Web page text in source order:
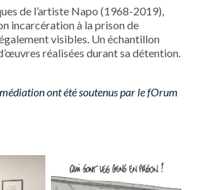
de l’artiste Napo (1968-2019),
incarcération à la prison de
visibles. Un échantillon
réalisées durant sa détention.
ont été soutenus par le fOrum